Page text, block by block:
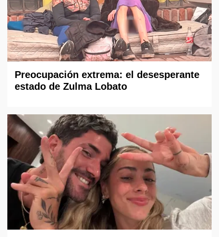
Preocupación extrema: el desesperante
estado de Zulma Lobato